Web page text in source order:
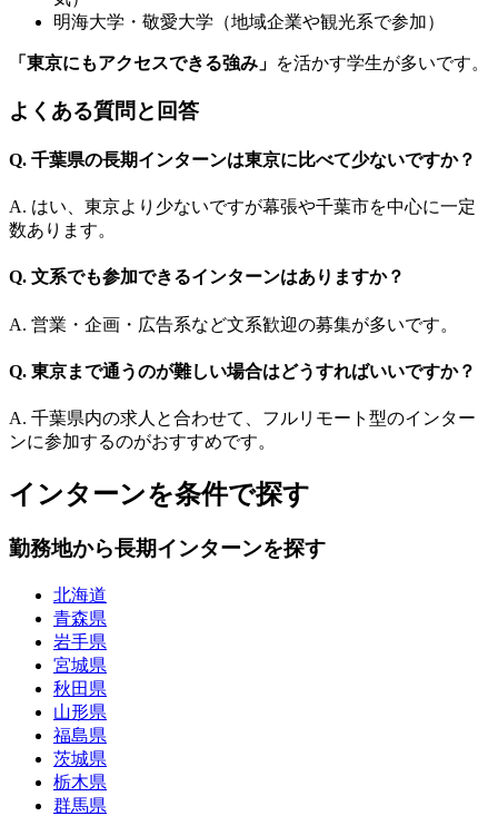
明海大学・敬愛大学（地域企業や観光系で参加）
「東京にもアクセスできる強み」 を活かす学生が多いです。
よくある質問と回答
Q. 千葉県の長期インターンは東京に比べて少ないですか？
A. はい、東京より少ないですが幕張や千葉市を中心に一定
数あります。
Q. 文系でも参加できるインターンはありますか？
A. 営業・企画・広告系など文系歓迎の募集が多いです。
Q. 東京まで通うのが難しい場合はどうすればいいですか？
A. 千葉県内の求人と合わせて、フルリモート型のインター
ンに参加するのがおすすめです。
インターンを条件で探す
勤務地から長期インターンを探す
北海道
青森県
岩手県
宮城県
秋田県
山形県
福島県
茨城県
栃木県
群馬県